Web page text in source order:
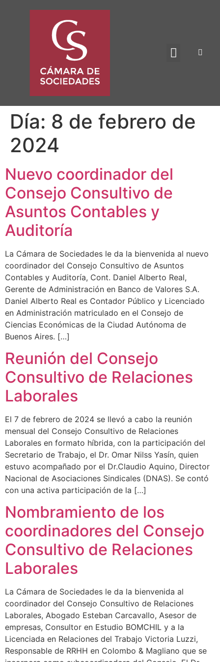
Día: 8 de febrero de
2024
Nuevo coordinador del
Consejo Consultivo de
Asuntos Contables y
Auditoría
La Cámara de Sociedades le da la bienvenida al nuevo
coordinador del Consejo Consultivo de Asuntos
Contables y Auditoría, Cont. Daniel Alberto Real,
Gerente de Administración en Banco de Valores S.A.
Daniel Alberto Real es Contador Público y Licenciado
en Administración matriculado en el Consejo de
Ciencias Económicas de la Ciudad Autónoma de
Buenos Aires. […]
Reunión del Consejo
Consultivo de Relaciones
Laborales
El 7 de febrero de 2024 se llevó a cabo la reunión
mensual del Consejo Consultivo de Relaciones
Laborales en formato híbrida, con la participación del
Secretario de Trabajo, el Dr. Omar Nilss Yasín, quien
estuvo acompañado por el Dr.Claudio Aquino, Director
Nacional de Asociaciones Sindicales (DNAS). Se contó
con una activa participación de la […]
Nombramiento de los
coordinadores del Consejo
Consultivo de Relaciones
Laborales
La Cámara de Sociedades le da la bienvenida al
coordinador del Consejo Consultivo de Relaciones
Laborales, Abogado Esteban Carcavallo, Asesor de
empresas, Consultor en Estudio BOMCHIL y a la
Licenciada en Relaciones del Trabajo Victoria Luzzi,
Responsable de RRHH en Colombo & Magliano que se